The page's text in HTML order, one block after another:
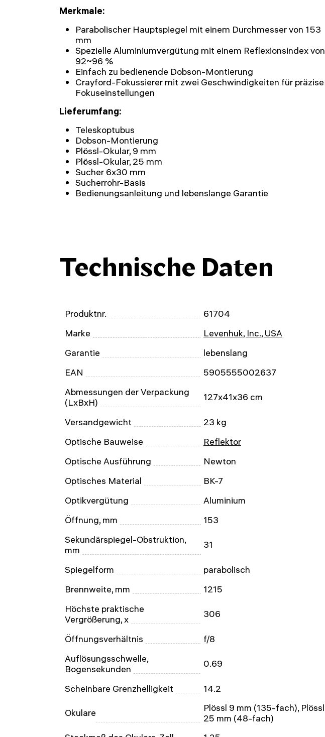
Merkmale:
Parabolischer Hauptspiegel mit einem Durchmesser von 153
mm
Spezielle Aluminiumvergütung mit einem Reflexionsindex von
92~96 %
Einfach zu bedienende Dobson-Montierung
Crayford-Fokussierer mit zwei Geschwindigkeiten für präzise
Fokuseinstellungen
Lieferumfang:
Teleskoptubus
Dobson-Montierung
Plössl-Okular, 9 mm
Plössl-Okular, 25 mm
Sucher 6x30 mm
Sucherrohr-Basis
Bedienungsanleitung und lebenslange Garantie
Technische Daten
Produktnr.
61704
Marke
Levenhuk, Inc., USA
Garantie
lebenslang
EAN
5905555002637
Abmessungen der Verpackung
(LxBxH)
127x41x36 cm
Versandgewicht
23 kg
Optische Bauweise
Reflektor
Optische Ausführung
Newton
Optisches Material
BK-7
Optikvergütung
Aluminium
Öffnung, mm
153
Sekundärspiegel-Obstruktion,
mm
31
Spiegelform
parabolisch
Brennweite, mm
1215
Höchste praktische
Vergrößerung, x
306
Öffnungsverhältnis
f/8
Auflösungsschwelle,
Bogensekunden
0.69
Scheinbare Grenzhelligkeit 14.2
Okulare
Plössl 9 mm (135-fach), Plössl
25 mm (48-fach)